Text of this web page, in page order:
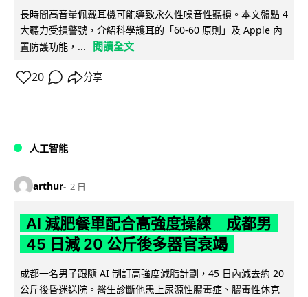
長時間高音量佩戴耳機可能導致永久性噪音性聽損。本文盤點 4
大聽力受損警號，介紹科學護耳的「60-60 原則」及 Apple 內
置防護功能，...
閱讀全文
20 分享
人工智能
arthur 2 日
AI 減肥餐單配合高強度操練 成都男
45 日減 20 公斤後多器官衰竭
成都一名男子跟隨 AI 制訂高強度減脂計劃，45 日內減去約 20
公斤後昏迷送院。醫生診斷他患上尿源性膿毒症、膿毒性休克